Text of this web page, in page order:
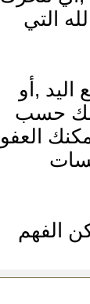
التي
,أو
حسب
العفو
الفهم